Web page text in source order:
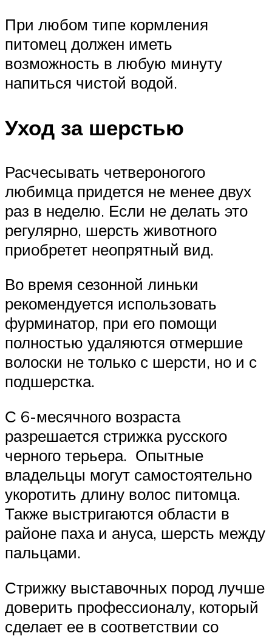
При любом типе кормления
питомец должен иметь
возможность в любую минуту
напиться чистой водой.
Уход за шерстью
Расчесывать четвероногого
любимца придется не менее двух
раз в неделю. Если не делать это
регулярно, шерсть животного
приобретет неопрятный вид.
Во время сезонной линьки
рекомендуется использовать
фурминатор, при его помощи
полностью удаляются отмершие
волоски не только с шерсти, но и с
подшерстка.
С 6-месячного возраста
разрешается стрижка русского
черного терьера. Опытные
владельцы могут самостоятельно
укоротить длину волос питомца.
Также выстригаются области в
районе паха и ануса, шерсть между
пальцами.
Стрижку выставочных пород лучше
доверить профессионалу, который
сделает ее в соответствии со